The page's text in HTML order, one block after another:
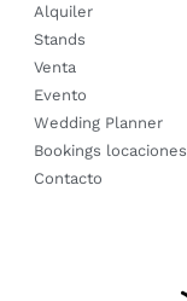
Alquiler
Stands
Venta
Evento
Wedding Planner
Bookings locaciones
Contacto